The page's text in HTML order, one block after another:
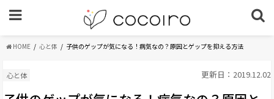
HOME 心と体 子供のゲップが気になる！病気なの？原因とゲップを抑える方法
心と体 更新日：2019.12.02